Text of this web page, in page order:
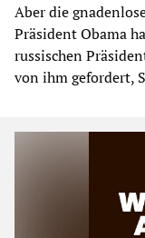
Aber die
Präsident Obama
russischen
von ihm gefordert,